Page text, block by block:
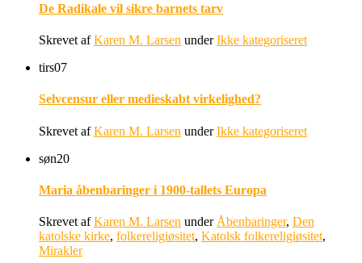
De Radikale vil sikre barnets tarv
Skrevet afKaren M. Larsen underIkke kategoriseret
tirs07
Selvcensur eller medieskabt virkelighed?
Skrevet afKaren M. Larsen underIkke kategoriseret
søn20
Maria åbenbaringer i 1900-tallets Europa
Skrevet afKaren M. Larsen under Åbenbaringer, Den
katolske kirke, folkereligiøsitet, Katolsk folkereligiøsitet,
Mirakler